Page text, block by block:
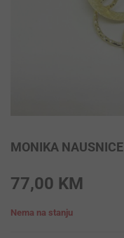
MONIKA NAUSNICE
77,00 KM
Nema na stanju